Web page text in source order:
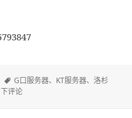
标
签
G口服务器、 KT服务器、洛杉
美国/特价服务器/G口/优化网络
评论